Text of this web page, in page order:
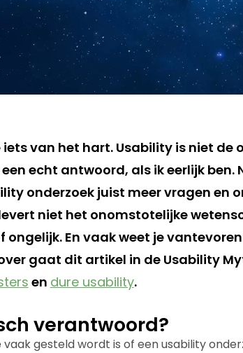
iets van het hart. Usability is niet de
echt antwoord, als ik eerlijk ben.
onderzoek juist meer vragen en
niet het onomstotelijke
ongelijk. En vaak weet je
gaat dit artikel in de Usability
en dure usability.
verantwoord?
vaak gesteld wordt is of een usability